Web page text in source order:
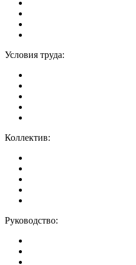
Условия труда:
Коллектив:
Руководство: